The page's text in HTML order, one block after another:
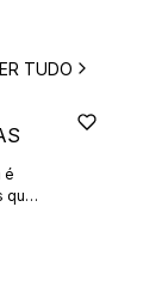
TUDO
é
que